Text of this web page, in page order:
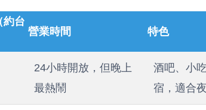
約台
營業時間 特色
24小時開放，但晚上
最熱鬧
酒吧、小
宿，適合